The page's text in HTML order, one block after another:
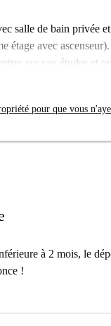
salle de bain privée
étage avec
sur vos études et
espace de
que vous voyez ci-
pour que vous
à 2 mois, le
!